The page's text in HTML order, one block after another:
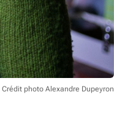
Crédit photo Alexandre Dupeyron